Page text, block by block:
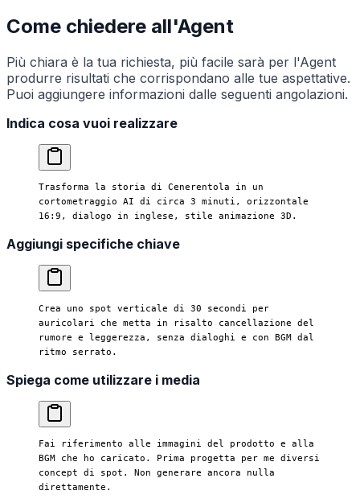
Come chiedere all'Agent
Più chiara è la tua richiesta, più facile sarà per l'Agent
produrre risultati che corrispondano alle tue aspettative.
Puoi aggiungere informazioni dalle seguenti angolazioni.
Indica cosa vuoi realizzare
Trasforma la storia di Cenerentola in un
cortometraggio AI di circa 3 minuti, orizzontale
16:9, dialogo in inglese, stile animazione 3D.
Aggiungi specifiche chiave
Crea uno spot verticale di 30 secondi per
auricolari che metta in risalto cancellazione del
rumore e leggerezza, senza dialoghi e con BGM dal
ritmo serrato.
Spiega come utilizzare i media
Fai riferimento alle immagini del prodotto e alla
BGM che ho caricato. Prima progetta per me diversi
concept di spot. Non generare ancora nulla
direttamente.